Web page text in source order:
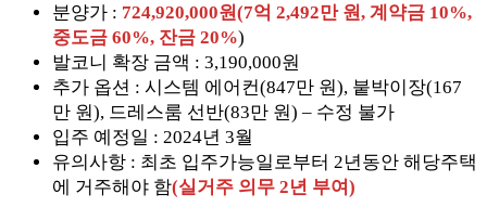
분양가 : 724,920,000원(7억 2,492만 원, 계약금 10%,
중도금 60%, 잔금 20%)
발코니 확장 금액 : 3,190,000원
추가 옵션 : 시스템 에어컨(847만 원), 붙박이장(167
만 원), 드레스룸 선반(83만 원) – 수정 불가
입주 예정일 : 2024년 3월
유의사항 : 최초 입주가능일로부터 2년동안 해당주택
에 거주해야 함(실거주 의무 2년 부여)